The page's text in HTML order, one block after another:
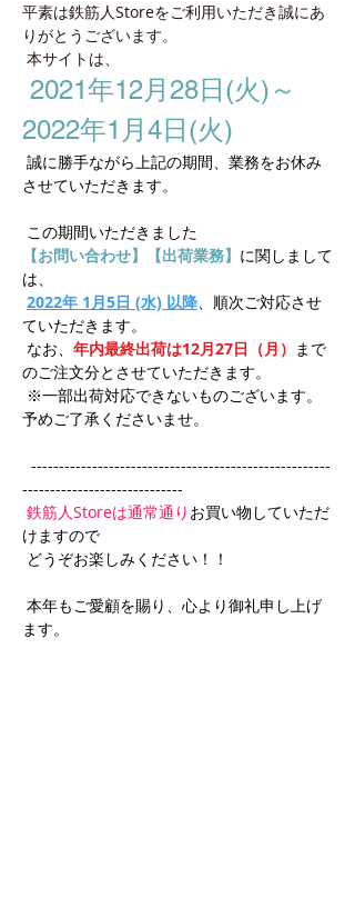
平素は鉄筋人Storeをご利用いただき誠にあ
りがとうございます。
本サイトは、
2021年12月28日(火)～
2022年1月4日(火)
誠に勝手ながら上記の期間、業務をお休み
させていただきます。
この期間いただきました
【お問い合わせ】【出荷業務】 に関しまして
は、
2022年 1月5日 (水) 以降、順次ご対応させ
ていただきます。
なお、 年内最終出荷は12月27日（月） まで
のご注文分とさせていただきます。
※一部出荷対応できないものございます。
予めご了承くださいませ。
------------------------------------------------------
-----------------------------
鉄筋人Storeは通常通り お買い物していただ
けますので
どうぞお楽しみください！！
本年もご愛顧を賜り、心より御礼申し上げ
ます。